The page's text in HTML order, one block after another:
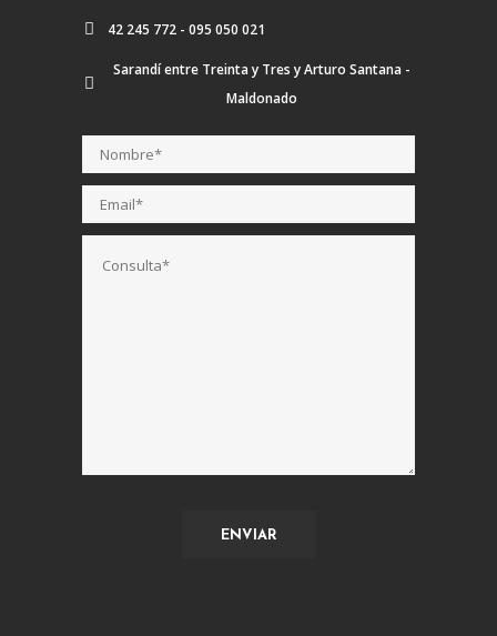
42 245 772 - 095 050 021
Sarandí entre Treinta y Tres y Arturo Santana -
Maldonado